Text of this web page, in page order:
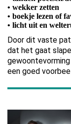
• wekker zetten
• boekje lezen of
• licht uit en
Door dit vaste
dat het gaat
een goed